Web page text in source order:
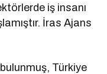
iş insanı
İras Ajans
Türkiye